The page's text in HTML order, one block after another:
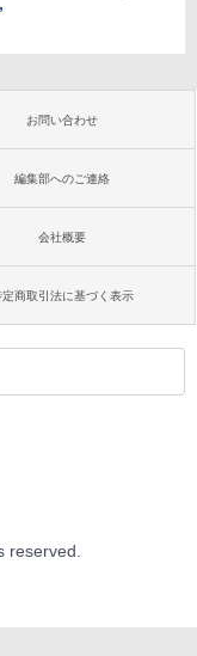
お問い合わせ
編集部へのご連絡
会社概要
定商取引法に基づく表示
reserved.